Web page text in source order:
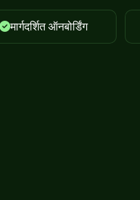
मार्गदर्शित ऑनबोर्डिंग